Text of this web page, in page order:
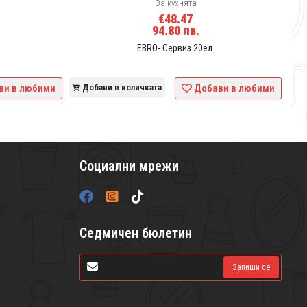
в любими
За кухнята
€48.47
94.80 лв.
EBRO- Сервиз 20ел.
Добави в количката Добави в любими
Социални мрежи
Седмичен бюлетин
Запиши се